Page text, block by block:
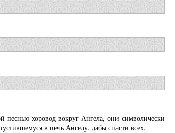
песнью хоровод вокруг Ангела, они символически
в печь Ангелу, дабы спасти всех.